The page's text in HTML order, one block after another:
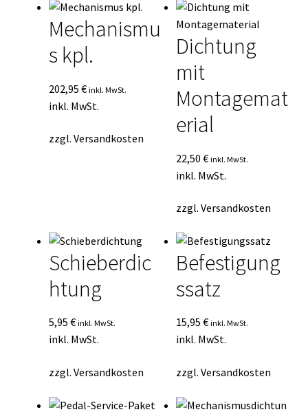
Mein Konto
Vertrag widerrufen
Warenkorb
sortiert
Mechanismu
s kpl.
202,95 € inkl. MwSt.
inkl. MwSt.
zzgl. Versandkosten
Dichtung
mit
Montagemat
erial
22,50€ inkl. MwSt.
inkl. MwSt.
zzgl.Versandkosten
Schieberdic
htung
5,95 € inkl. MwSt.
inkl. MwSt.
zzgl. Versandkosten
Befestigung
ssatz
15,95€ inkl. MwSt.
inkl. MwSt.
zzgl.Versandkosten